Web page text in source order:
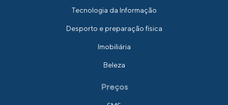
Tecnologia da Informação
Desporto e preparação física
Imobiliária
Beleza
Preços